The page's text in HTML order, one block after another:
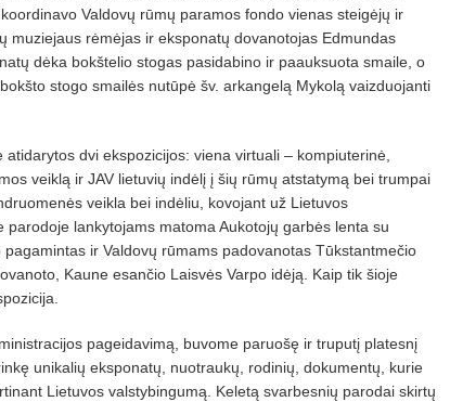
Valdovų rūmų paramos fondo vienas steigėjų ir
muziejaus rėmėjas ir eksponatų dovanotojas Edmundas
dėka bokštelio stogas pasidabino ir paauksuota smaile, o
stogo smailės nutūpė šv. arkangelą Mykolą vaizduojanti
dvi ekspozicijos: viena virtuali – kompiuterinė,
veiklą ir JAV lietuvių indėlį į šių rūmų atstatymą bei trumpai
veikla bei indėliu, kovojant už Lietuvos
parodoje lankytojams matoma Aukotojų garbės lenta su
ir Valdovų rūmams padovanotas Tūkstantmečio
Kaune esančio Laisvės Varpo idėją. Kaip tik šioje
pageidavimą, buvome paruošę ir truputį platesnį
unikalių eksponatų, nuotraukų, rodinių, dokumentų, kurie
Lietuvos valstybingumą. Keletą svarbesnių parodai skirtų